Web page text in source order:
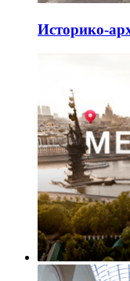
Историко-